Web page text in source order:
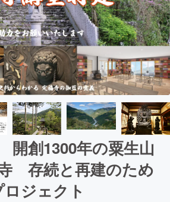
創1300年の粟生山
存続と再建のため
ロジェクト